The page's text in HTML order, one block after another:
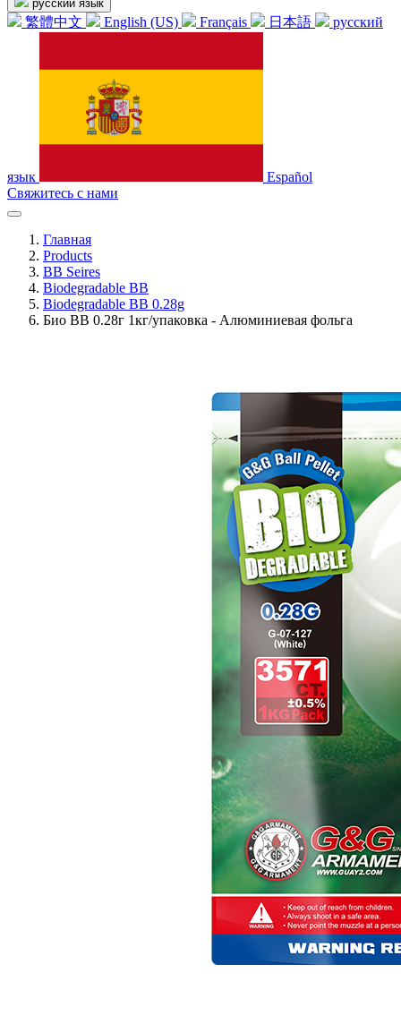
русский язык
繁體中文 English (US) Français 日本語 русский
язык
Español
Свяжитесь с нами
Главная
Products
BB Seires
Biodegradable BB
Biodegradable BB 0.28g
Био BB 0.28г 1кг/упаковка - Алюминиевая фольга